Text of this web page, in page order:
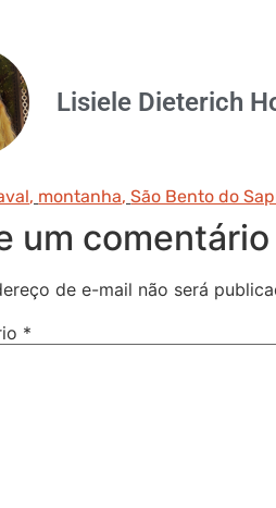
Lisiele Dieterich
, montanha,São Bento do
um comentário
de e-mail não será
*